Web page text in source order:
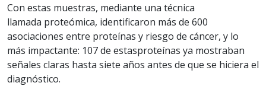
Con estas muestras, mediante una técnica
llamada proteómica, identificaron más de 600
asociaciones entre proteínas y riesgo de cáncer, y lo
más impactante: 107 de estasproteínas ya mostraban
señales claras hasta siete años antes de que se hiciera el
diagnóstico.